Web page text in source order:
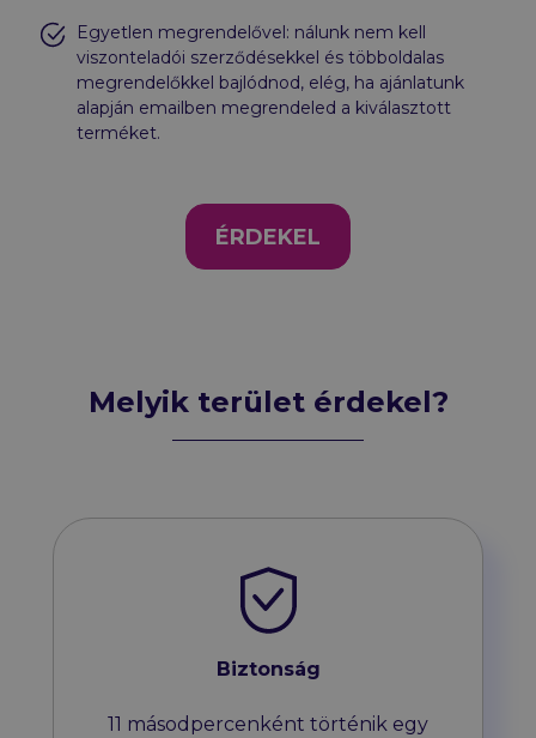
Egyetlen megrendelővel: nálunk nem kell
viszonteladói szerződésekkel és többoldalas
megrendelőkkel bajlódnod, elég, ha ajánlatunk
alapján emailben megrendeled a kiválasztott
terméket.
ÉRDEKEL
Melyik terület érdekel?
Biztonság
11 másodpercenként történik egy